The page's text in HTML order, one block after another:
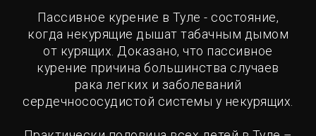
Пассивное курение в Туле - состояние,
когда некурящие дышат табачным дымом
от курящих. Доказано, что пассивное
курение причина большинства случаев
рака легких и заболеваний
сердечнососудистой системы у некурящих.